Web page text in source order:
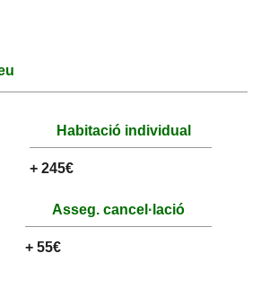
Habitació individual
+ 245€
Asseg. cancel·lació
+ 55€